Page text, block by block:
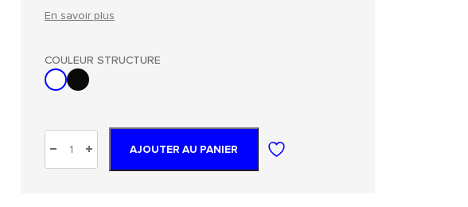
En savoir plus
COULEUR STRUCTURE
AJOUTER AU PANIER